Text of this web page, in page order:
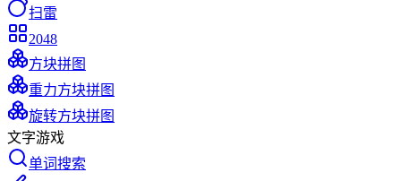
扫雷
2048
方块拼图
重力方块拼图
旋转方块拼图
文字游戏
单词搜索